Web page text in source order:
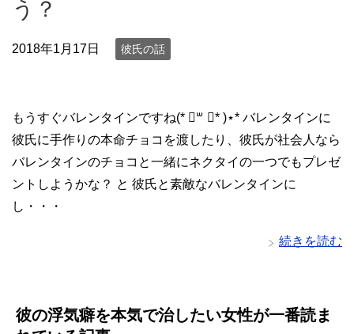
う？
2018年1月17日 彼氏の話
もうすぐバレンタインですね(* ॑꒳ ॑* )⋆* バレンタインに
彼氏に手作りの本命チョコを渡したり、彼氏が社会人なら
バレンタインのチョコと一緒にネクタイの一つでもプレゼ
ントしようかな？ と 彼氏と素敵なバレンタインに
し・・・
続きを読む
彼の浮気癖を本気で治したい女性が一番読ま